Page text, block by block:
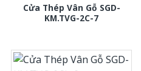
Cửa Thép Vân Gỗ SGD-
KM.TVG-2C-7